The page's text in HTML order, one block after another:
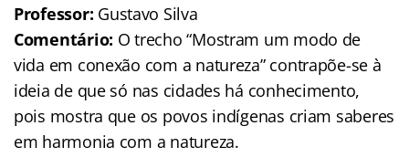
Professor: Gustavo Silva
Comentário: O trecho “Mostram um modo de
vida em conexão com a natureza” contrapõe-se à
ideia de que só nas cidades há conhecimento,
pois mostra que os povos indígenas criam saberes
em harmonia com a natureza.